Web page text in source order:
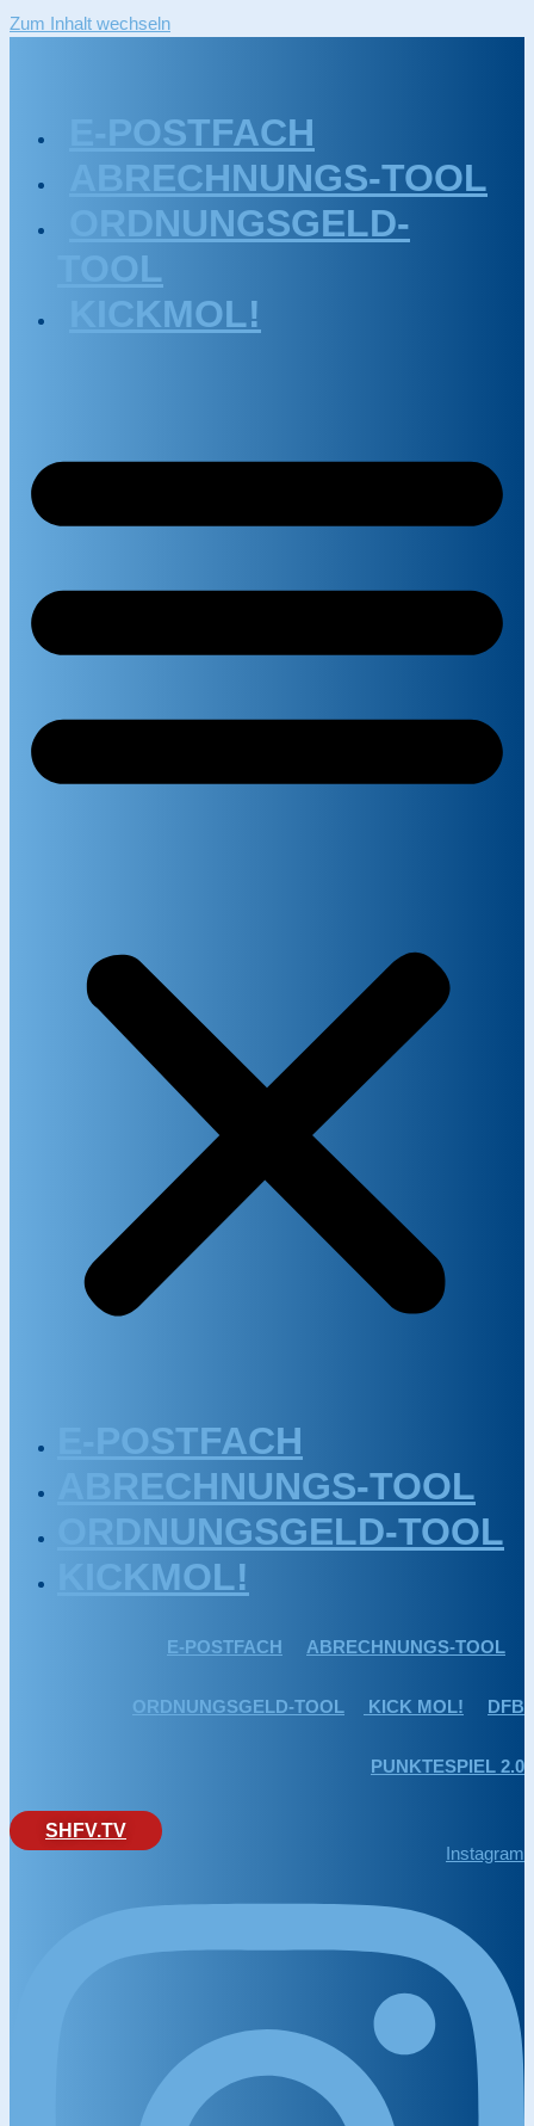
Zum Inhalt wechseln
E-POSTFACH
ABRECHNUNGS-TOOL
ORDNUNGSGELD-
TOOL
KICKMOL!
E-POSTFACH
ABRECHNUNGS-TOOL
ORDNUNGSGELD-TOOL
KICKMOL!
E-POSTFACH ABRECHNUNGS-TOOL
ORDNUNGSGELD-TOOL KICK MOL! DFB
PUNKTESPIEL 2.0
SHFV.TV
Instagram